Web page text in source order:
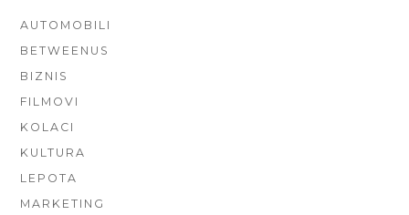
AUTOMOBILI
BETWEENUS
BIZNIS
FILMOVI
KOLACI
KULTURA
LEPOTA
MARKETING